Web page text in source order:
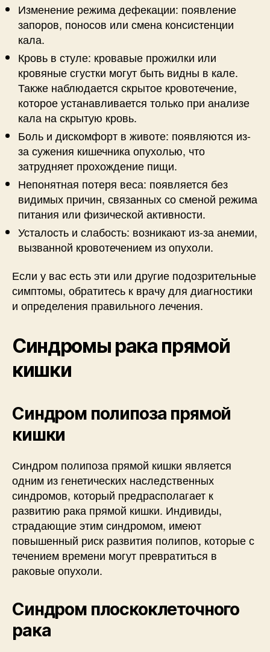
Изменение режима дефекации: появление
запоров, поносов или смена консистенции
кала.
Кровь в стуле: кровавые прожилки или
кровяные сгустки могут быть видны в кале.
Также наблюдается скрытое кровотечение,
которое устанавливается только при анализе
кала на скрытую кровь.
Боль и дискомфорт в животе: появляются из-
за сужения кишечника опухолью, что
затрудняет прохождение пищи.
Непонятная потеря веса: появляется без
видимых причин, связанных со сменой режима
питания или физической активности.
Усталость и слабость: возникают из-за анемии,
вызванной кровотечением из опухоли.
Если у вас есть эти или другие подозрительные
симптомы, обратитесь к врачу для диагностики
и определения правильного лечения.
Синдромы рака прямой
кишки
Синдром полипоза прямой
кишки
Синдром полипоза прямой кишки является
одним из генетических наследственных
синдромов, который предрасполагает к
развитию рака прямой кишки. Индивиды,
страдающие этим синдромом, имеют
повышенный риск развития полипов, которые с
течением времени могут превратиться в
раковые опухоли.
Синдром плоскоклеточного
рака